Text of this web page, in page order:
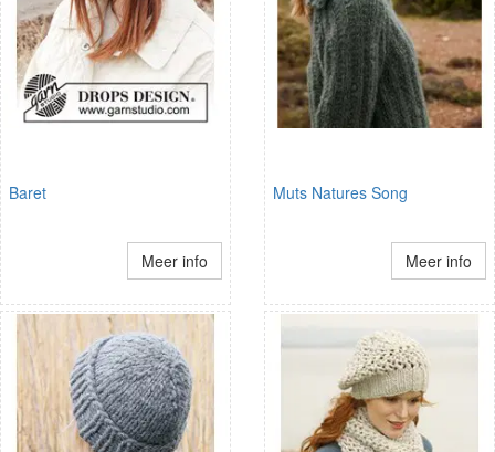
Baret
Meer info
Muts Natures Song
Meer info